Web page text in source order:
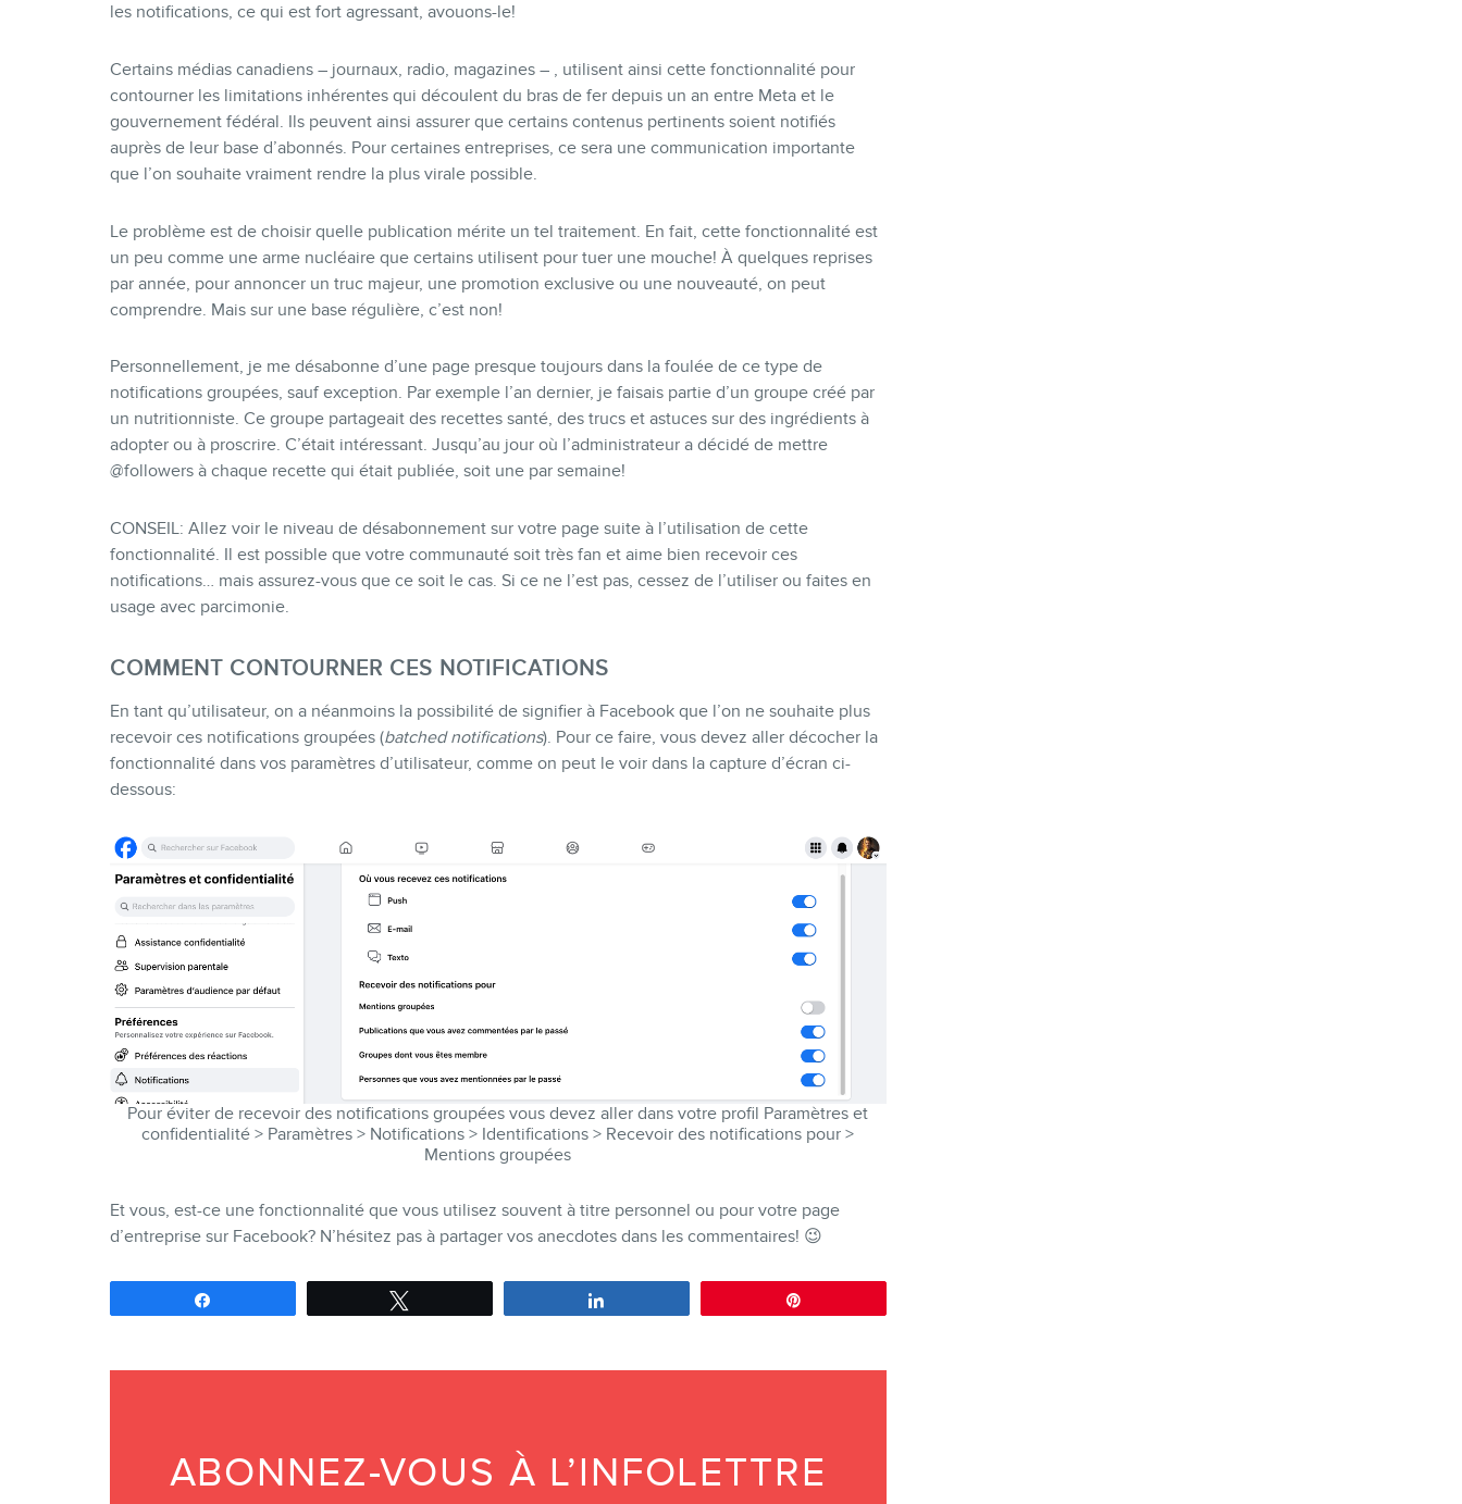
les notifications, ce qui est fort agressant, avouons-le!
Certains médias canadiens – journaux, radio, magazines – , utilisent ainsi cette fonctionnalité pour
contourner les limitations inhérentes qui découlent du bras de fer depuis un an entre Meta et le
gouvernement fédéral. Ils peuvent ainsi assurer que certains contenus pertinents soient notifiés
auprès de leur base d’abonnés. Pour certaines entreprises, ce sera une communication importante
que l’on souhaite vraiment rendre la plus virale possible.
Le problème est de choisir quelle publication mérite un tel traitement. En fait, cette fonctionnalité est
un peu comme une arme nucléaire que certains utilisent pour tuer une mouche! À quelques reprises
par année, pour annoncer un truc majeur, une promotion exclusive ou une nouveauté, on peut
comprendre. Mais sur une base régulière, c’est non!
Personnellement, je me désabonne d’une page presque toujours dans la foulée de ce type de
notifications groupées, sauf exception. Par exemple l’an dernier, je faisais partie d’un groupe créé par
un nutritionniste. Ce groupe partageait des recettes santé, des trucs et astuces sur des ingrédients à
adopter ou à proscrire. C’était intéressant. Jusqu’au jour où l’administrateur a décidé de mettre
@followers à chaque recette qui était publiée, soit une par semaine!
CONSEIL: Allez voir le niveau de désabonnement sur votre page suite à l’utilisation de cette
fonctionnalité. Il est possible que votre communauté soit très fan et aime bien recevoir ces
notifications… mais assurez-vous que ce soit le cas. Si ce ne l’est pas, cessez de l’utiliser ou faites en
usage avec parcimonie.
COMMENT CONTOURNER CES NOTIFICATIONS
En tant qu’utilisateur, on a néanmoins la possibilité de signifier à Facebook que l’on ne souhaite plus
recevoir ces notifications groupées (batched notifications). Pour ce faire, vous devez aller décocher la
fonctionnalité dans vos paramètres d’utilisateur, comme on peut le voir dans la capture d’écran ci-
dessous:
Pour éviter de recevoir des notifications groupées vous devez aller dans votre profil Paramètres et
confidentialité > Paramètres > Notifications > Identifications > Recevoir des notifications pour >
Mentions groupées
Et vous, est-ce une fonctionnalité que vous utilisez souvent à titre personnel ou pour votre page
d’entreprise sur Facebook? N’hésitez pas à partager vos anecdotes dans les commentaires! 😉
ABONNEZ-VOUS À L’INFOLETTRE